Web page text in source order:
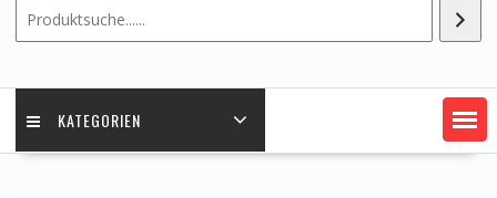
KATEGORIEN